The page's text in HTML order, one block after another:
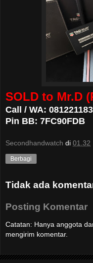
SOLD to Mr.D
Call / WA:
Pin BB: 7FC90FDB
Secondhandwatch di 01.32
Berbagi
Tidak ada
Posting Komentar
Catatan: Hanya anggota
mengirim komentar.